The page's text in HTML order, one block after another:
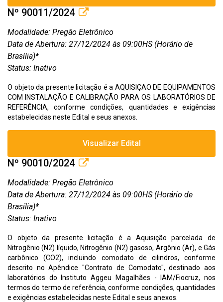
Nº 90011/2024
Modalidade: Pregão Eletrônico
Data de Abertura: 27/12/2024 às 09:00HS (Horário de
Brasília)*
Status: Inativo
O objeto da presente licitação é a AQUISIÇAO DE EQUIPAMENTOS
COM INSTALAÇÃO E CALIBRAÇÃO PARA OS LABORATÓRIOS DE
REFERÊNCIA, conforme condições, quantidades e exigências
estabelecidas neste Edital e seus anexos.
Visualizar Edital
Nº 90010/2024
Modalidade: Pregão Eletrônico
Data de Abertura: 27/12/2024 às 09:00HS (Horário de
Brasília)*
Status: Inativo
O objeto da presente licitação é a Aquisição parcelada de
Nitrogênio (N2) líquido, Nitrogênio (N2) gasoso, Argônio (Ar), e Gás
carbônico (CO2), incluindo comodato de cilindros, conforme
descrito no Apêndice "Contrato de Comodato", destinado aos
laboratórios do Instituto Aggeu Magalhães - IAM/Fiocruz, nos
termos do termo de referência, conforme condições, quantidades
e exigências estabelecidas neste Edital e seus anexos.